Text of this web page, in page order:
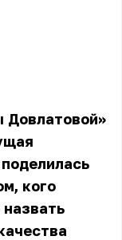
Довлатовой»
кого